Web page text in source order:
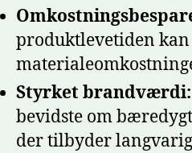
produktlevetiden
Styrket brandværdi:
bevidste om
der tilbyder